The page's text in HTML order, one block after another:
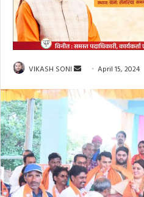
VIKASH SONI
Send
email
April 15, 2024